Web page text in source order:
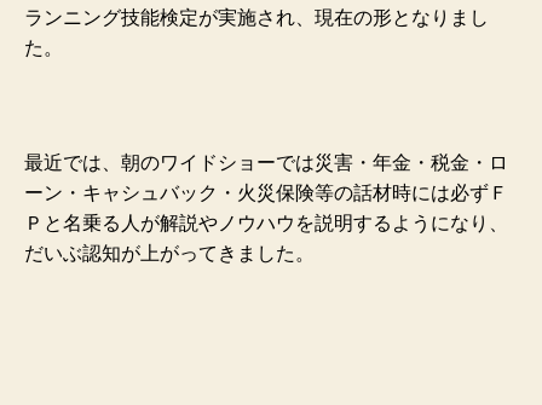
ランニング技能検定が実施され、現在の形となりまし
た。
最近では、朝のワイドショーでは災害・年金・税金・ロ
ーン・キャシュバック・火災保険等の話材時には必ずＦ
Ｐと名乗る人が解説やノウハウを説明するようになり、
だいぶ認知が上がってきました。